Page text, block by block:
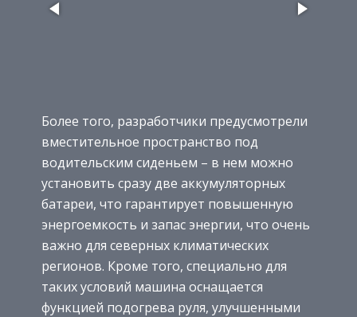
Более того, разработчики предусмотрели
вместительное пространство под
водительским сиденьем – в нем можно
установить сразу две аккумуляторных
батареи, что гарантирует повышенную
энергоемкость и запас энергии, что очень
важно для северных климатических
регионов. Кроме того, специально для
таких условий машина оснащается
функцией подогрева руля, улучшенными